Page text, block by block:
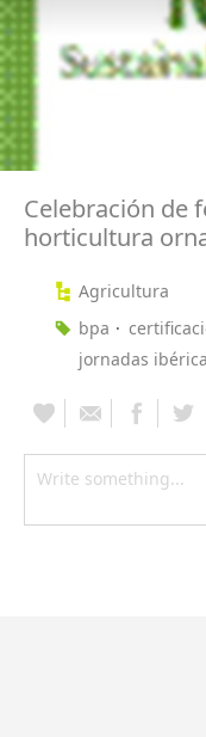
Celebración de
horticultura
Agricultura
bpa
jornadas